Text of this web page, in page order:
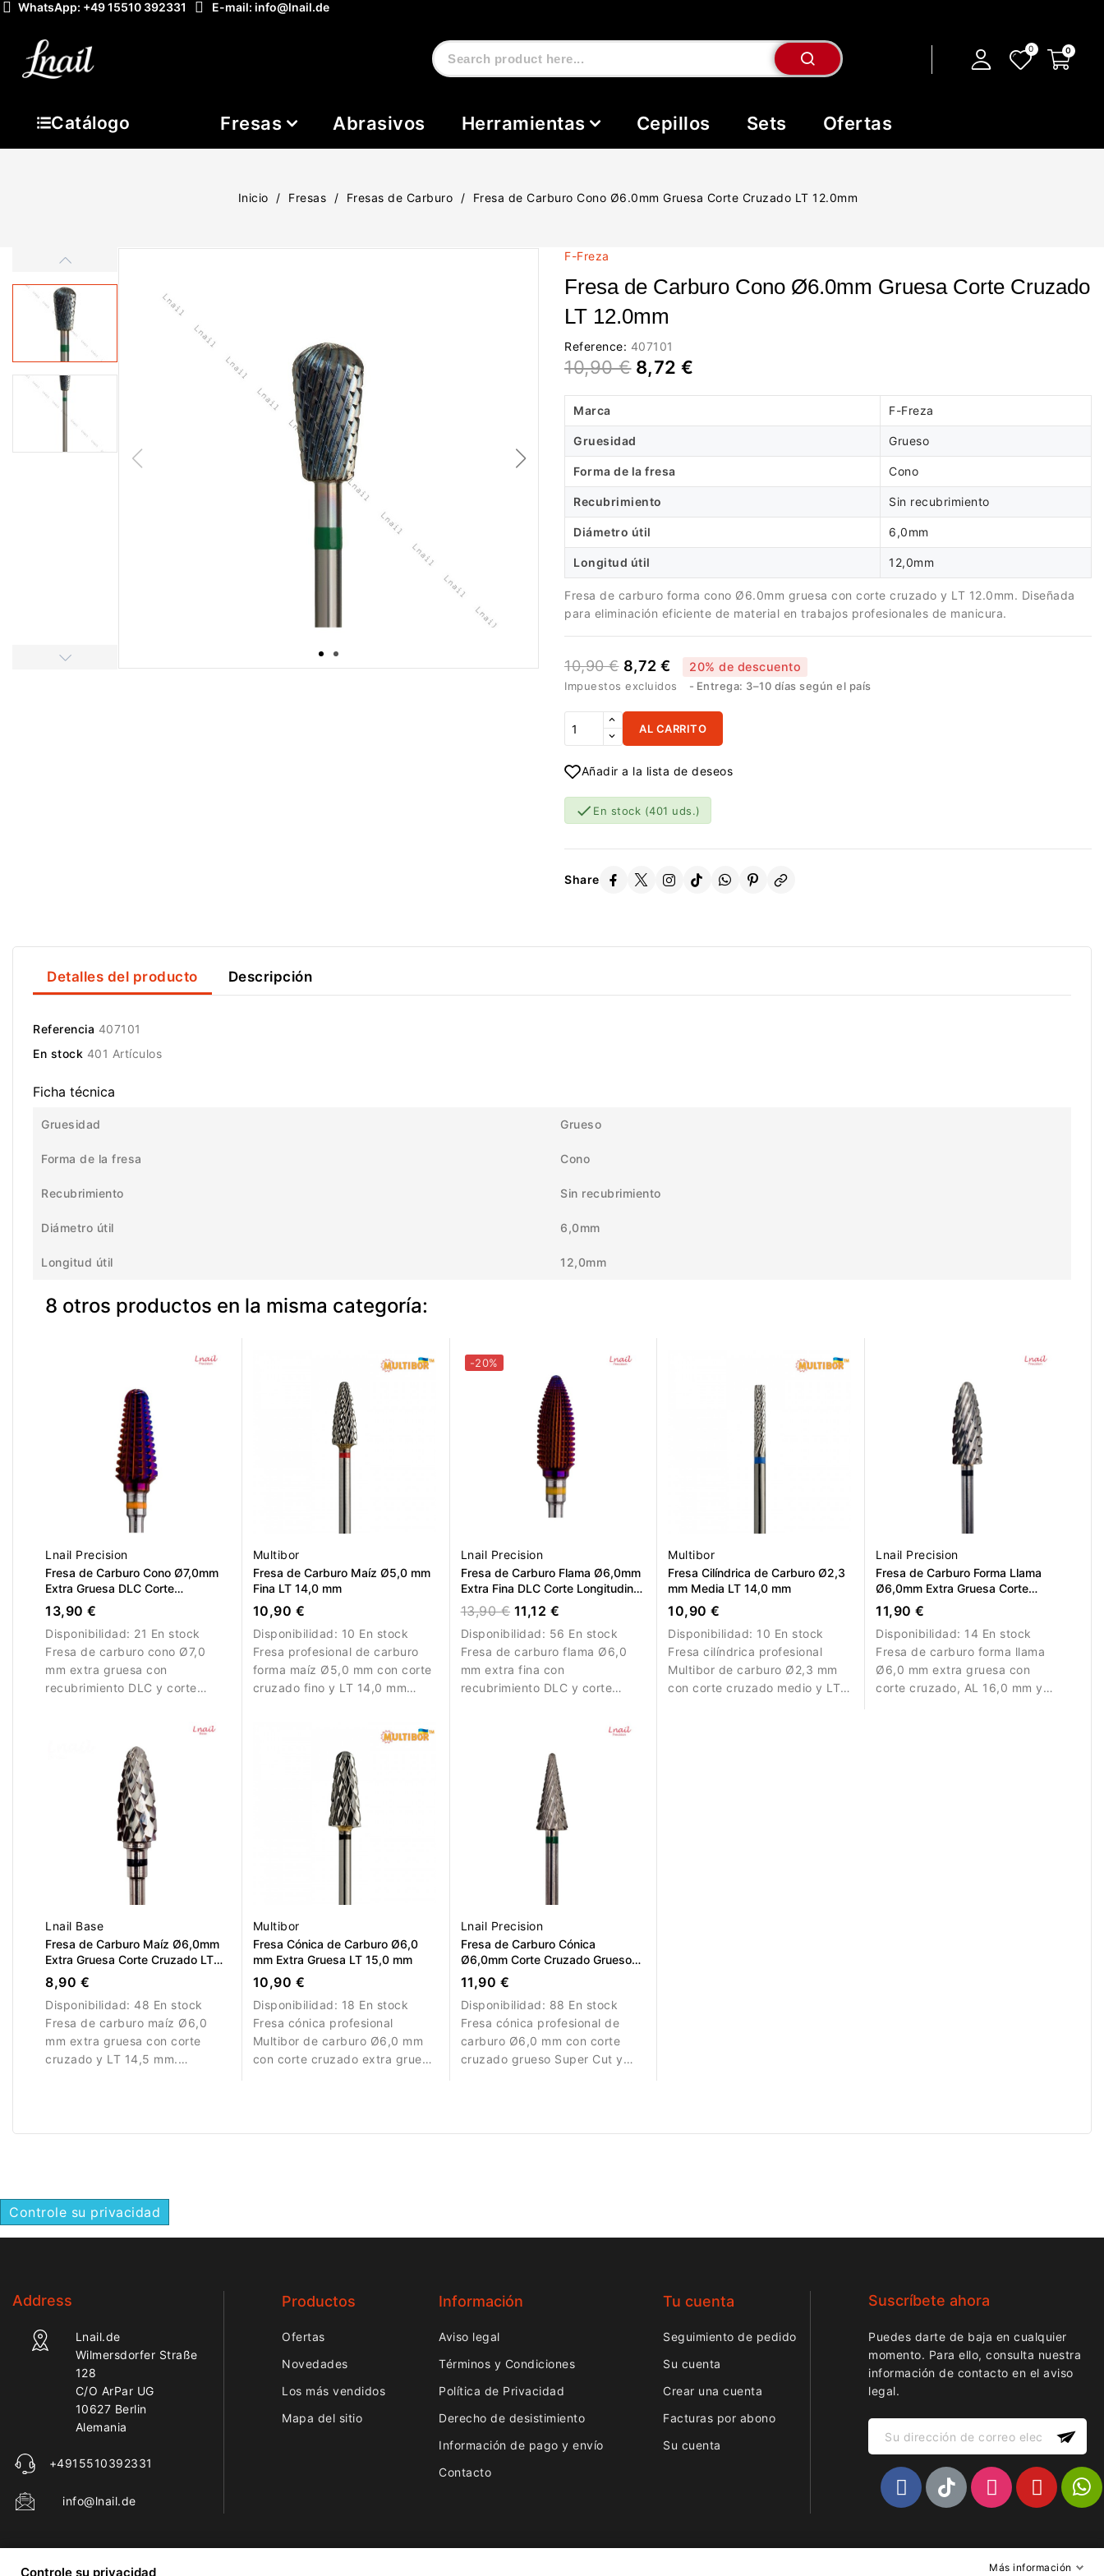
WhatsApp: +49 15510 392331 E-mail: info@lnail.de
Catálogo Fresas Abrasivos Herramientas Cepillos Sets Ofertas
Inicio Fresas Fresas de Carburo Fresa de Carburo Cono Ø6.0mm Gruesa Corte Cruzado LT 12.0mm
F-Freza
Fresa de Carburo Cono Ø6.0mm Gruesa Corte Cruzado
LT 12.0mm
Reference: 407101
10,90 € 8,72 €
Marca F-Freza
Gruesidad Grueso
Forma de la fresa Cono
Recubrimiento Sin recubrimiento
Diámetro útil 6,0mm
Longitud útil 12,0mm
Fresa de carburo forma cono Ø6.0mm gruesa con corte cruzado y LT 12.0mm. Diseñada
para eliminación eficiente de material en trabajos profesionales de manicura.
10,90 € 8,72 € 20% de descuento
Impuestos excluidos Entrega: 3–10 días según el país
AL CARRITO
Añadir a la lista de deseos
 En stock (401 uds.)
Share
Detalles del producto Descripción
Referencia 407101
En stock 401 Artículos
Ficha técnica
Gruesidad Grueso
Forma de la fresa Cono
Recubrimiento Sin recubrimiento
Diámetro útil 6,0mm
Longitud útil 12,0mm
8 otros productos en la misma categoría:
Lnail Precision
Fresa de Carburo Cono Ø7,0mm
Extra Gruesa DLC Corte
Longitudinal LT 15,0mm
13,90 €
Disponibilidad: 21 En stock
Fresa de carburo cono Ø7,0
mm extra gruesa con
recubrimiento DLC y corte
eliminación rápida de material.
Multibor
Fresa de Carburo Maíz Ø5,0 mm
Fina LT 14,0 mm
10,90 €
Disponibilidad: 10 En stock
Fresa profesional de carburo
forma maíz Ø5,0 mm con corte
cruzado fino y LT 14,0 mm
-20%
Lnail Precision
Fresa de Carburo Flama Ø6,0mm
Extra Fina DLC Corte Longitudinal
LT 14,6mm
13,90 € 11,12 €
Disponibilidad: 56 En stock
Fresa de carburo flama Ø6,0
mm extra fina con
recubrimiento DLC y corte
Multibor
Fresa Cilíndrica de Carburo Ø2,3
mm Media LT 14,0 mm
10,90 €
Disponibilidad: 10 En stock
Fresa cilíndrica profesional
Multibor de carburo Ø2,3 mm
con corte cruzado medio y LT
Lnail Precision
Fresa de Carburo Forma Llama
Ø6,0mm Extra Gruesa Corte
Cruzado LT 16,0mm L/R
11,90 €
Disponibilidad: 14 En stock
Fresa de carburo forma llama
Ø6,0 mm extra gruesa con
corte cruzado, AL 16,0 mm y
Lnail Base
Fresa de Carburo Maíz Ø6,0mm
Extra Gruesa Corte Cruzado LT
14,5mm
8,90 €
Disponibilidad: 48 En stock
Fresa de carburo maíz Ø6,0
mm extra gruesa con corte
cruzado y LT 14,5 mm.
Multibor
Fresa Cónica de Carburo Ø6,0
mm Extra Gruesa LT 15,0 mm
10,90 €
Disponibilidad: 18 En stock
Fresa cónica profesional
Multibor de carburo Ø6,0 mm
con corte cruzado extra grueso
Lnail Precision
Fresa de Carburo Cónica
Ø6,0mm Corte Cruzado Grueso
Super Cut – LT 14,6mm
11,90 €
Disponibilidad: 88 En stock
Fresa cónica profesional de
carburo Ø6,0 mm con corte
cruzado grueso Super Cut y
resistentes de forma rápida y
Controle su privacidad
Address
Lnail.de
Wilmersdorfer Straße
128
C/O ArPar UG
10627 Berlin
Alemania
+4915510392331
info@lnail.de
Productos
Ofertas
Novedades
Los más vendidos
Mapa del sitio
Información
Aviso legal
Términos y Condiciones
Política de Privacidad
Derecho de desistimiento
Información de pago y envío
Contacto
Tu cuenta
Seguimiento de pedido
Su cuenta
Crear una cuenta
Facturas por abono
Su cuenta
Suscríbete ahora
Puedes darte de baja en cualquier
momento. Para ello, consulta nuestra
información de contacto en el aviso
legal.
Controle su privacidad Más información